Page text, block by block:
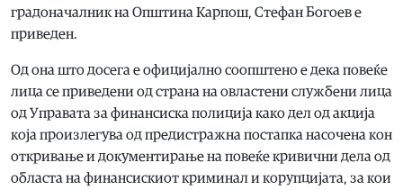
градоначалник на Општина Карпош, Стефан Богоев е
приведен.
Од она што досега е официјално соопштено е дека повеќе
лица се приведени од страна на овластени службени лица
од Управата за финансиска полиција како дел од акција
која произлегува од предистражна постапка насочена кон
откривање и документирање на повеќе кривични дела од
областа на финансискиот криминал и корупцијата, за кои